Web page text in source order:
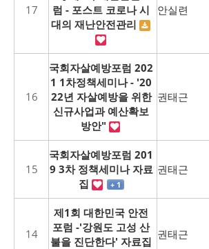
17
럼 - 포스트 코로나 시
대의 재난안전관리
안실련
16
국회자살예방포럼 202
1 1차정책세미나 - '20
22년 자살예방을 위한
신규사업과 예산확보
방안"
권태근
15
국회자살예방포럼 201
9 3차 정책세미나 자료
집
+ 1
권태근
14
제1회 대한민국 안전
포럼 -'강원도 고성 산
불을 진단한다' 자료집
권태근